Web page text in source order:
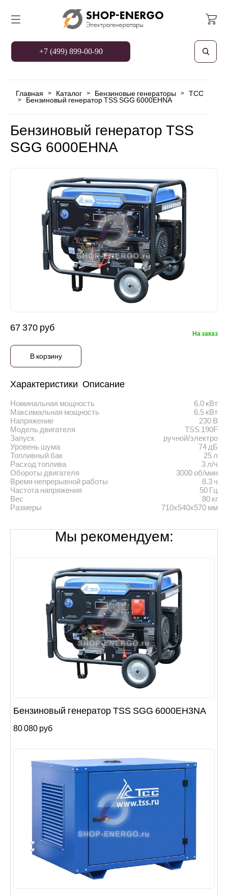
+7 (499) 899-00-90
Главная > Каталог > Бензиновые генераторы > TCC
> Бензиновый генератор TSS SGG 6000EHNA
Бензиновый генератор TSS
SGG 6000EHNA
67 370 руб
На заказ
В корзину
Характеристики Описание
Номинальная мощность
6.0 кВт
Максимальная мощность
6.5 кВт
Напряжение
230 В
Модель двигателя
TSS 190F
Запуск
ручной/электро
Уровень шума
74 дБ
Топливный бак
25 л
Расход топлива
3 л/ч
Обороты двигателя
3000 об/мин
Время непрерывной работы
8.3 ч
Частота напряжения
50 Гц
Вес
80 кг
Размеры
710х540х570 мм
Мы рекомендуем:
Бензиновый генератор TSS SGG 6000EH3NA
80 080 руб